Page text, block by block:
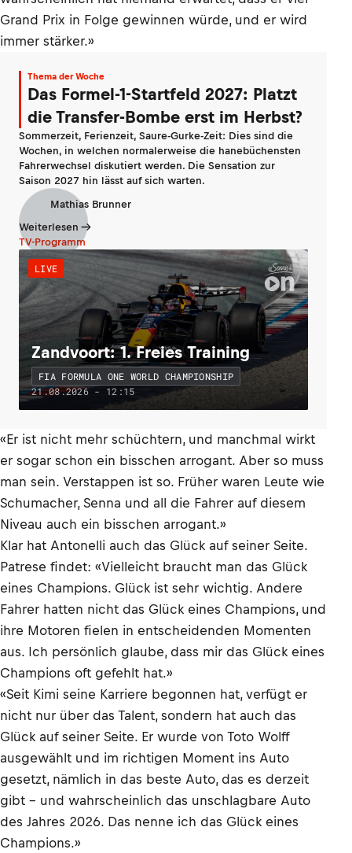
Grand Prix in Folge gewinnen würde, und er wird
immer stärker.»
Thema der Woche
Das Formel-1-Startfeld 2027: Platzt
die Transfer-Bombe erst im Herbst?
Sommerzeit, Ferienzeit, Saure-Gurke-Zeit: Dies sind die
Wochen, in welchen normalerweise die hanebüchensten
Fahrerwechsel diskutiert werden. Die Sensation zur
Saison 2027 hin lässt auf sich warten.
Mathias Brunner
Weiterlesen
TV-Programm
LIVE
Zandvoort: 1. Freies Training
FIA FORMULA ONE WORLD CHAMPIONSHIP
21.08.2026 - 12:15
«Er ist nicht mehr schüchtern, und manchmal wirkt
er sogar schon ein bisschen arrogant. Aber so muss
man sein. Verstappen ist so. Früher waren Leute wie
Schumacher, Senna und all die Fahrer auf diesem
Niveau auch ein bisschen arrogant.»
Klar hat Antonelli auch das Glück auf seiner Seite.
Patrese findet: «Vielleicht braucht man das Glück
eines Champions. Glück ist sehr wichtig. Andere
Fahrer hatten nicht das Glück eines Champions, und
ihre Motoren fielen in entscheidenden Momenten
aus. Ich persönlich glaube, dass mir das Glück eines
Champions oft gefehlt hat.»
«Seit Kimi seine Karriere begonnen hat, verfügt er
nicht nur über das Talent, sondern hat auch das
Glück auf seiner Seite. Er wurde von Toto Wolff
ausgewählt und im richtigen Moment ins Auto
gesetzt, nämlich in das beste Auto, das es derzeit
gibt – und wahrscheinlich das unschlagbare Auto
des Jahres 2026. Das nenne ich das Glück eines
Champions.»